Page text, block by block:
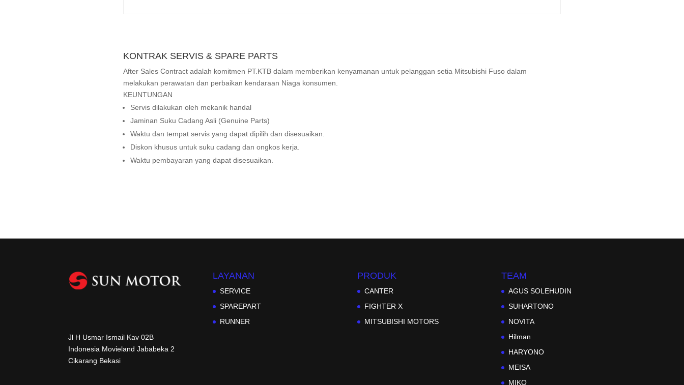
KONTRAK SERVIS & SPARE PARTS
After Sales Contract adalah komitmen PT.KTB dalam memberikan kenyamanan untuk pelanggan setia Mitsubishi Fuso dalam
melakukan perawatan dan perbaikan kendaraan Niaga konsumen.
KEUNTUNGAN
Servis dilakukan oleh mekanik handal
Jaminan Suku Cadang Asli (Genuine Parts)
Waktu dan tempat servis yang dapat dipilih dan disesuaikan.
Diskon khusus untuk suku cadang dan ongkos kerja.
Waktu pembayaran yang dapat disesuaikan.
Jl H Usmar Ismail Kav 02B
Indonesia Movieland Jababeka 2
Cikarang Bekasi
LAYANAN
SERVICE
SPAREPART
RUNNER
PRODUK
CANTER
FIGHTER X
MITSUBISHI MOTORS
TEAM
AGUS SOLEHUDIN
SUHARTONO
NOVITA
Hilman
HARYONO
MEISA
MIKO